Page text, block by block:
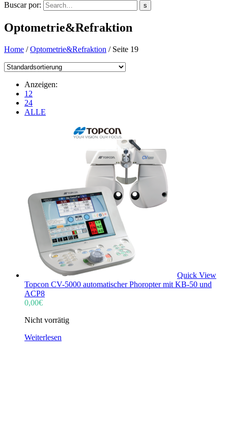
Buscar por:
s
Optometrie&Refraktion
Home /Optometrie&Refraktion / Seite 19
Anzeigen:
12
24
ALLE
Quick View
Topcon CV-5000 automatischer Phoropter mit KB-50 und
ACP8
0,00€
Nicht vorrätig
Weiterlesen